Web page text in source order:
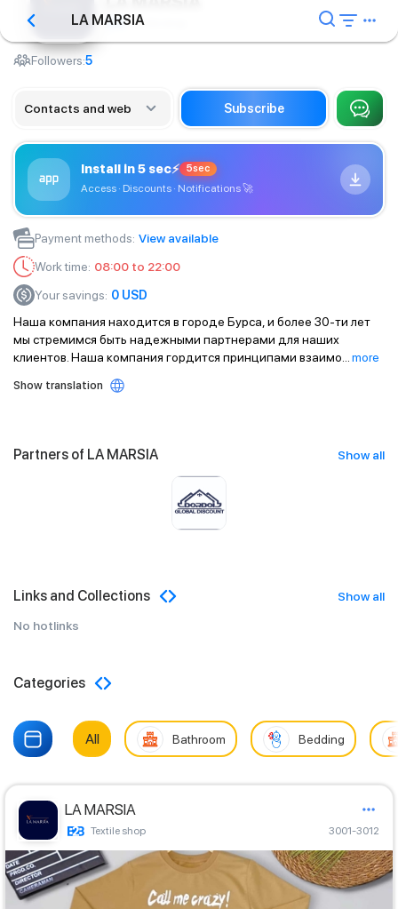
LA MARSIATextile shop
Followers:5
Contacts and web Subscribe
Install in 5 sec⚡ 5sec
Access · Discounts · Notifications🚀
Payment methods: View available
Work time: 08:00 to 22:00
Your savings: 0 USD
Наша компания находится в городе Бурса, и более 30-ти лет
мы стремимся быть надежными партнерами для наших
клиентов. Наша компания гордится принципами взаимо
more
Show translation
Partners of LA MARSIA Show all
Links and Collections Show all
No hotlinks
Categories
All Bathroom Bedding
LA MARSIA
Textile shop 3001-3012